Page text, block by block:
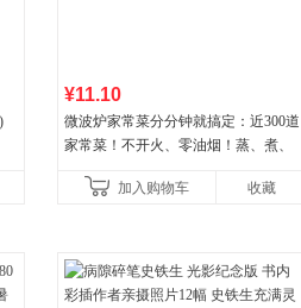
¥11.10
微波炉家常菜分分钟就搞定：近300道
家常菜！不开火、零油烟！蒸、煮、
让美味跃然眼前、操
加入购物车 收藏